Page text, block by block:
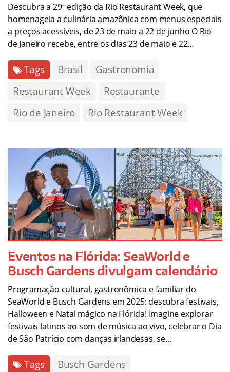
Descubra a 29ª edição da Rio Restaurant Week, que
homenageia a culinária amazônica com menus especiais
a preços acessíveis, de 23 de maio a 22 de junho O Rio
de Janeiro recebe, entre os dias 23 de maio e 22…
Tags Brasil
Gastronomia
Restaurant Week
Restaurante
Rio de Janeiro
Rio Restaurant Week
Eventos na Flórida: SeaWorld e
Busch Gardens divulgam calendário
Programação cultural, gastronômica e familiar do
SeaWorld e Busch Gardens em 2025: descubra festivais,
Halloween e Natal mágico na Flórida! Imagine explorar
festivais latinos ao som de música ao vivo, celebrar o Dia
de São Patrício com danças irlandesas, se…
Tags
Busch Gardens